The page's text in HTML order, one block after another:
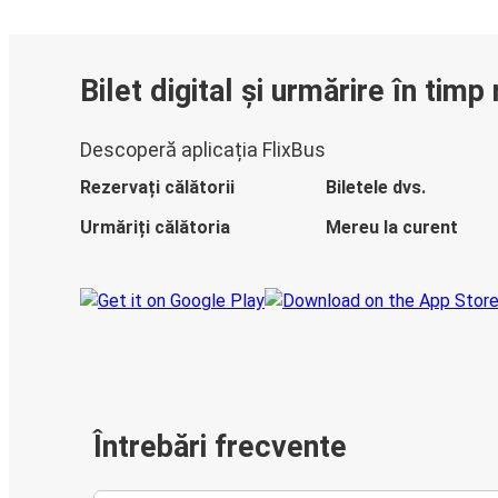
Bilet digital și urmărire în timp
Descoperă aplicația FlixBus
Rezervați călătorii
Biletele dvs.
Urmăriți călătoria
Mereu la curent
Întrebări frecvente